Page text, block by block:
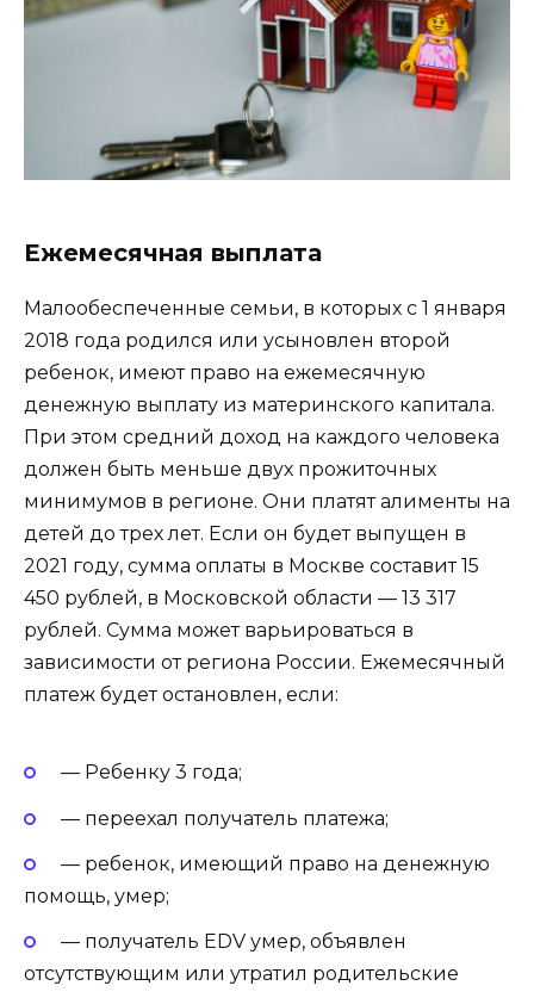
Ежемесячная выплата
Малообеспеченные семьи, в которых с 1 января
2018 года родился или усыновлен второй
ребенок, имеют право на ежемесячную
денежную выплату из материнского капитала.
При этом средний доход на каждого человека
должен быть меньше двух прожиточных
минимумов в регионе. Они платят алименты на
детей до трех лет. Если он будет выпущен в
2021 году, сумма оплаты в Москве составит 15
450 рублей, в Московской области — 13 317
рублей. Сумма может варьироваться в
зависимости от региона России. Ежемесячный
платеж будет остановлен, если:
— Ребенку 3 года;
— переехал получатель платежа;
— ребенок, имеющий право на денежную
помощь, умер;
— получатель EDV умер, объявлен
отсутствующим или утратил родительские